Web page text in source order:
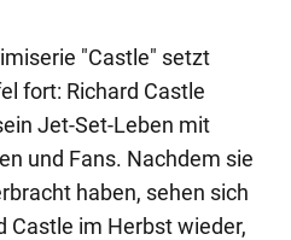
"Castle" setzt
fort: Richard Castle
Jet-Set-Leben mit
und Fans. Nachdem sie
haben, sehen sich
Castle im Herbst wieder,